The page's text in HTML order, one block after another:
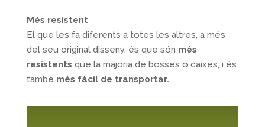
Més resistent
El que les fa diferents a totes les altres, a més
del seu original disseny, és que són més
resistents que la majoria de bosses o caixes, i és
també més fàcil de transportar.